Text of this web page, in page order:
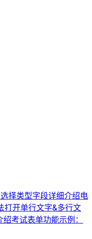
选择类型字段详细介绍电
打开单行文字&多行文
绍考试表单功能示例：